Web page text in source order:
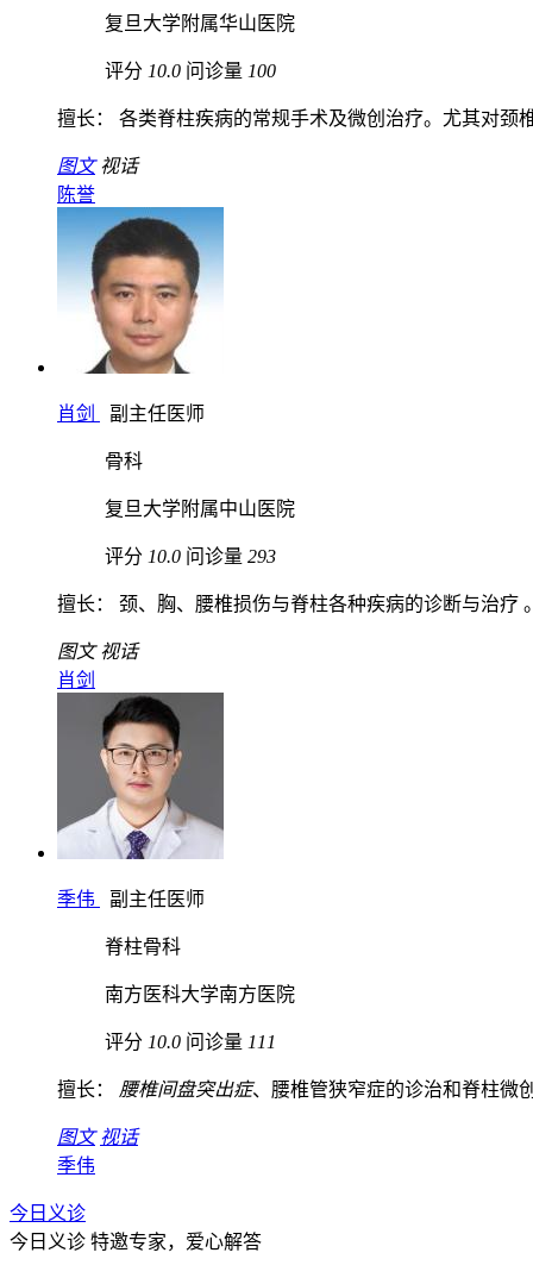
复旦大学附属华山医院
评分 10.0 问诊量 100
擅长： 各类脊柱疾病的常规手术及微创治疗。尤其对颈
图文 视话
陈誉
肖剑 副主任医师
骨科
复旦大学附属中山医院
评分 10.0 问诊量 293
擅长： 颈、胸、腰椎损伤与脊柱各种疾病的诊断与治疗
图文 视话
肖剑
季伟 副主任医师
脊柱骨科
南方医科大学南方医院
评分 10.0 问诊量 111
擅长： 腰椎间盘突出症、腰椎管狭窄症的诊治和脊柱微
图文 视话
季伟
今日义诊
今日义诊 特邀专家，爱心解答